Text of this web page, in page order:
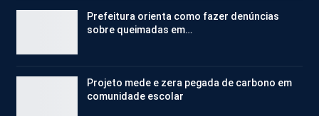
Prefeitura orienta como fazer denúncias
sobre queimadas em…
Projeto mede e zera pegada de carbono em
comunidade escolar